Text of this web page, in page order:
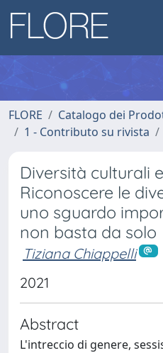
FLORE
Catalogo dei
1 - Contributo su rivista
Diversità culturali
Riconoscere le
uno sguardo
non basta da solo
Tiziana Chiappelli
2021
Abstract
L'intreccio di genere,